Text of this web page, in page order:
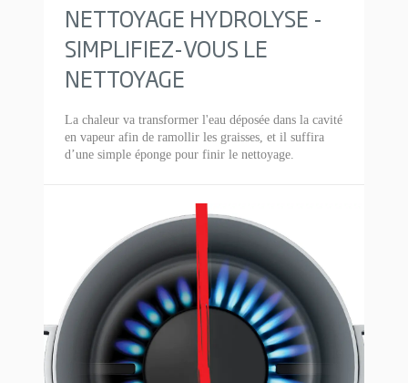
NETTOYAGE HYDROLYSE -
SIMPLIFIEZ-VOUS LE
NETTOYAGE
La chaleur va transformer l'eau déposée dans la cavité
en vapeur afin de ramollir les graisses, et il suffira
d’une simple éponge pour finir le nettoyage.